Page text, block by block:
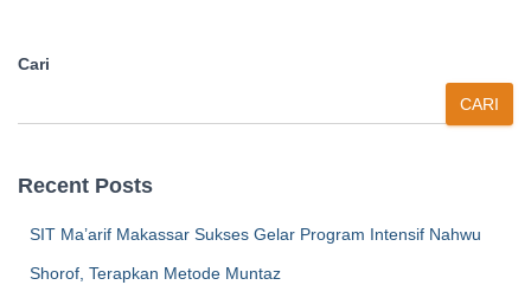
Cari
CARI
Recent Posts
SIT Ma’arif Makassar Sukses Gelar Program Intensif Nahwu
Shorof, Terapkan Metode Muntaz